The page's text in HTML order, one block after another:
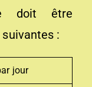
doit être
:
jour